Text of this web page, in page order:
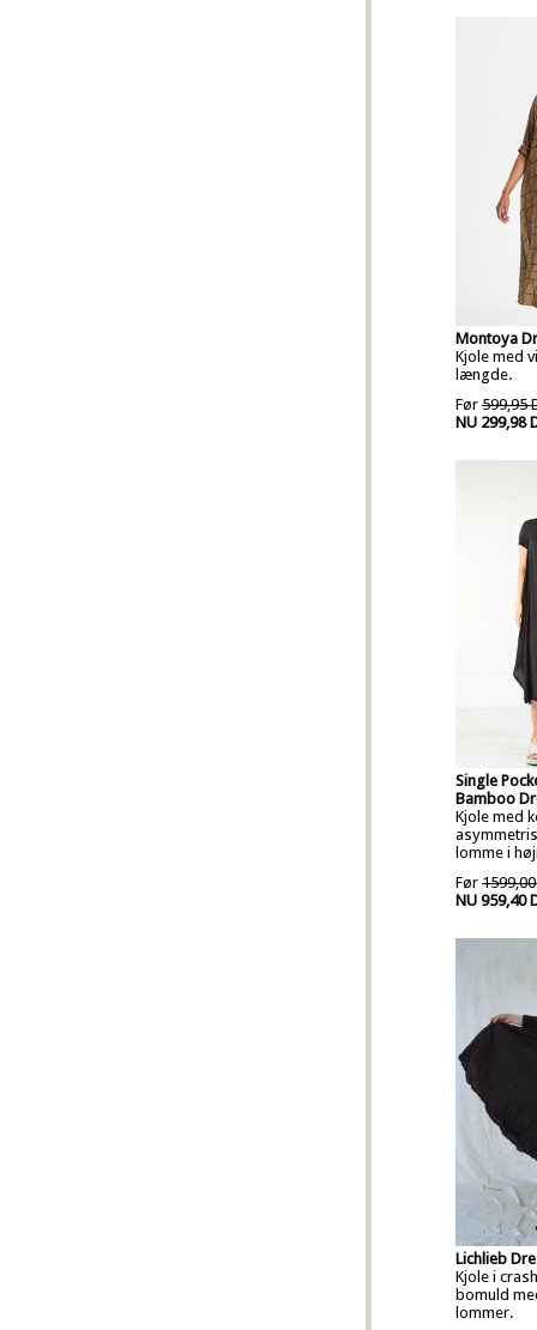
Montoya
Kjole med
længde.
Før 599,95
NU 299,98
Single
Bamboo
Kjole med
lomme i
Før 1599,00
NU 959,40
Lichlieb
Kjole i
bomuld
lommer.